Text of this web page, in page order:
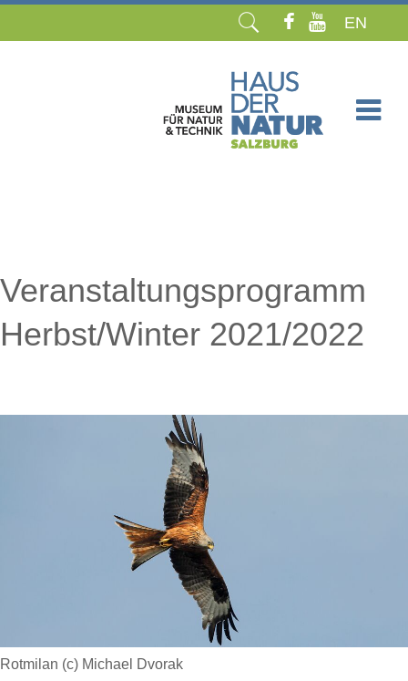
EN
Veranstaltungsprogramm
Herbst/Winter 2021/2022
Rotmilan (c) Michael Dvorak